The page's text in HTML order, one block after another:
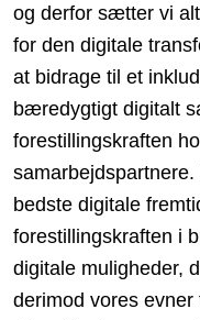
og derfor sætter vi
for den digitale
at bidrage til et
bæredygtigt digitalt
forestillingskraften
bedste digitale
forestillingskraften i
digitale muligheder,
derimod vores